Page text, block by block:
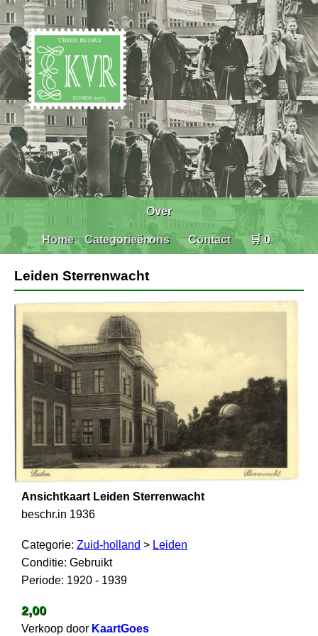
Home Categorieën
Over
ons Contact 🛒 0
Leiden Sterrenwacht
Ansichtkaart Leiden Sterrenwacht
beschr.in 1936
Categorie: Zuid-holland > Leiden
Conditie: Gebruikt
Periode: 1920 - 1939
2,00
Verkoop door KaartGoes